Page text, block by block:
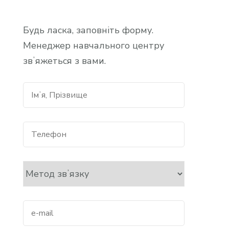
Будь ласка, заповніть форму.
Менеджер навчального центру
звʼяжеться з вами.